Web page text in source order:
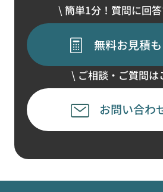
\ 簡単1分！質問に回
無料お見積
\ ご相談・ご質問は
お問い合わ